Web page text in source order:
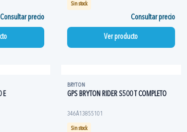
Consultar precio
Sin stock
Consultar precio
Ver producto
E
BRYTON
GPS BRYTON RIDER S500 T COMPLETO
346A13855101
Sin stock